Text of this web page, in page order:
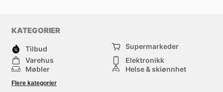
KATEGORIER
Tilbud
Supermarkeder
Varehus
Elektronikk
Møbler
Helse & skjønnhet
Sport
Flere kategorier